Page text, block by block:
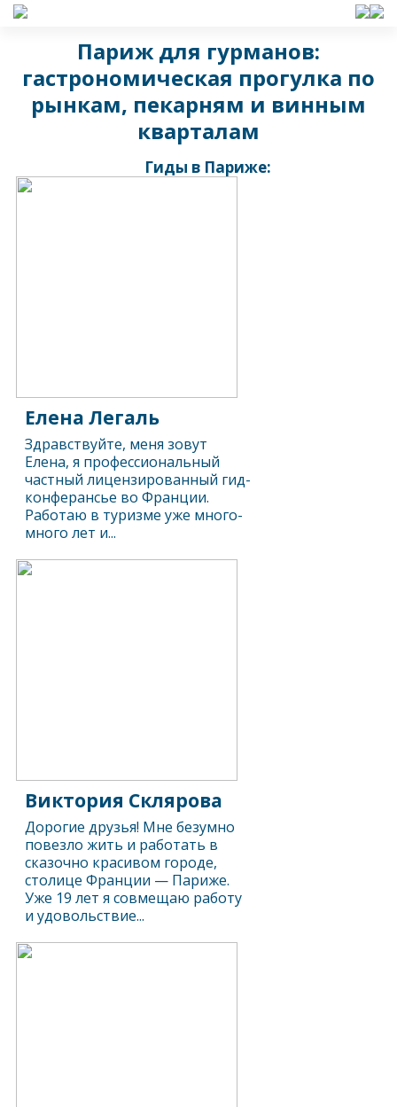
Париж для гурманов:
гастрономическая прогулка по
рынкам, пекарням и винным
кварталам
Гиды в Париже:
Елена Легаль
Здравствуйте, меня зовут
Елена, я профессиональный
частный лицензированный гид-
конферансье во Франции.
Работаю в туризме уже много-
много лет и...
Виктория Склярова
Дорогие друзья! Мне безумно
повезло жить и работать в
сказочно красивом городе,
столице Франции — Париже.
Уже 19 лет я совмещаю работу
и удовольствие...